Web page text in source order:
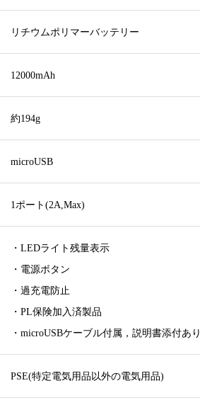
リチウムポリマーバッテリー
12000mAh
約194g
microUSB
1ポート(2A,Max)
・LEDライト残量表示
・電源ボタン
・過充電防止
・PL保険加入済製品
・microUSBケーブル付属，説明書添付あり
PSE(特定電気用品以外の電気用品)